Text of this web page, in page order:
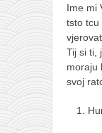
Ime mi
tsto tcu
Tij si ti,
moraju
svoj